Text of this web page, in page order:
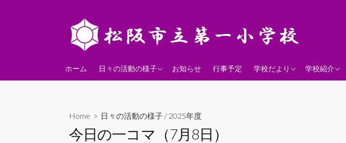
ス
ホーム 日々の活動の様子
2026年度
お知らせ 行事予定 学校だより
2026年度 学校紹介
学校経営方針
Home > 日々の活動の様子 / 2025年度
今日の一コマ（7月8日）